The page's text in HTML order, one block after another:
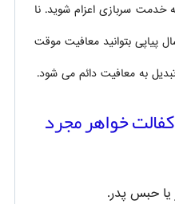
خدمت سربازی اعزام شوید. نا
پیاپی بتوانید معافیت موقت
به معافیت دائم می شود.
خواهر مجرد
یا حبس پدر.